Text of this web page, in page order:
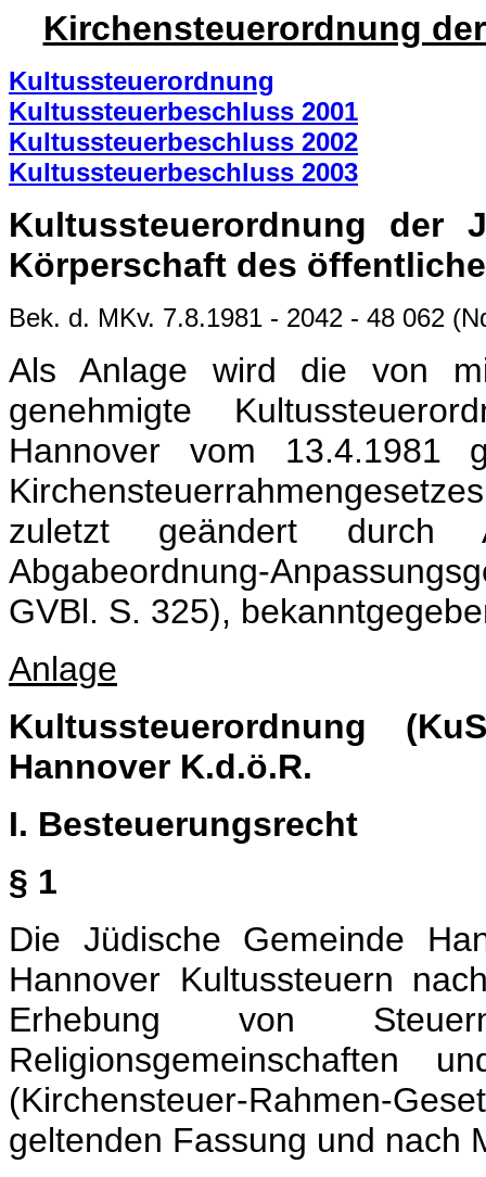
Kirchensteuerordnung
Kultussteuerordnung
Kultussteuerbeschluss 2001
Kultussteuerbeschluss 2002
Kultussteuerbeschluss 2003
Kultussteuerordnung der
Körperschaft des
Bek. d. MKv. 7.8.1981 - 2042 - 48 062
Als Anlage wird die von
genehmigte
Hannover vom
zuletzt geändert durch
Abgabeordnung-
GVBl. S. 325),
Anlage
Kultussteuerordnung
Hannover K.d.ö.R.
I. Besteuerungsrecht
§ 1
Die Jüdische Gemeinde
Hannover Kultussteuern
Erhebung von
Religionsgemeinschaften
(Kirchensteuer-Rahmen-
geltenden Fassung und nach